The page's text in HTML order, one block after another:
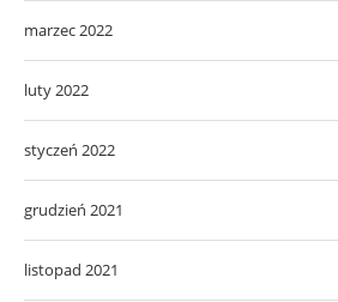
marzec 2022
luty 2022
styczeń 2022
grudzień 2021
listopad 2021